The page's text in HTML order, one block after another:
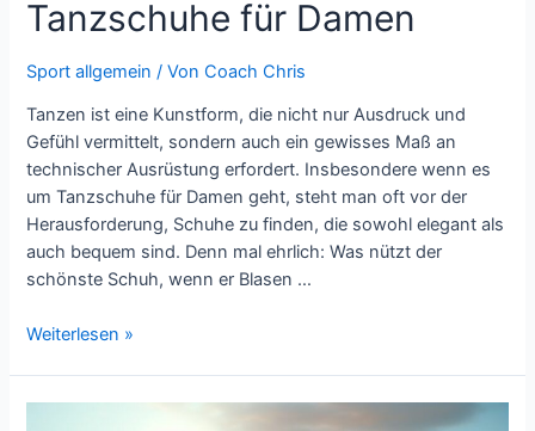
Tanzschuhe für Damen
Sport allgemein / VonCoach Chris
Tanzen ist eine Kunstform, die nicht nur Ausdruck und
Gefühl vermittelt, sondern auch ein gewisses Maß an
technischer Ausrüstung erfordert. Insbesondere wenn es
um Tanzschuhe für Damen geht, steht man oft vor der
Herausforderung, Schuhe zu finden, die sowohl elegant als
auch bequem sind. Denn mal ehrlich: Was nützt der
schönste Schuh, wenn er Blasen …
Eleganz
Weiterlesen »